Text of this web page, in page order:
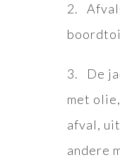
2.
3. De
met
afval,
andere